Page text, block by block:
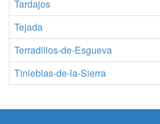
Tardajos
Tejada
Terradillos-de-Esgueva
Tinieblas-de-la-Sierra